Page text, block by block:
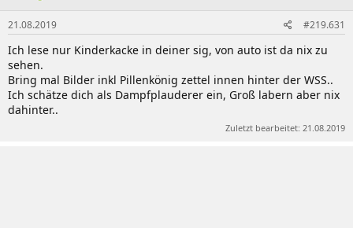
r
m
21.08.2019 #219.631
Ich lese nur Kinderkacke in deiner sig, von auto ist da nix zu
sehen.
Bring mal Bilder inkl Pillenkönig zettel innen hinter der WSS..
Ich schätze dich als Dampfplauderer ein, Groß labern aber nix
dahinter..
Zuletzt bearbeitet: 21.08.2019